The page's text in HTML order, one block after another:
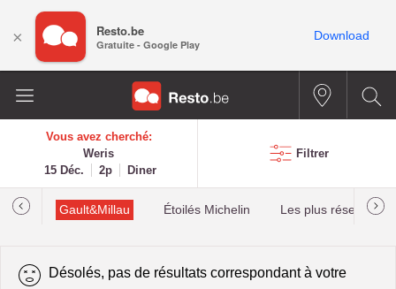
Vous avez cherché:
Weris
15 Déc.
2p Diner
Filtrer
Gault&Millau Étoilés Michelin Les plus réservés
Désolés, pas de résultats correspondant à votre
× Resto.be
Gratuite - Google Play
Download